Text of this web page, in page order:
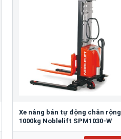
Xe nâng bán tự động chân rộng
1000kg Noblelift SPM1030-W